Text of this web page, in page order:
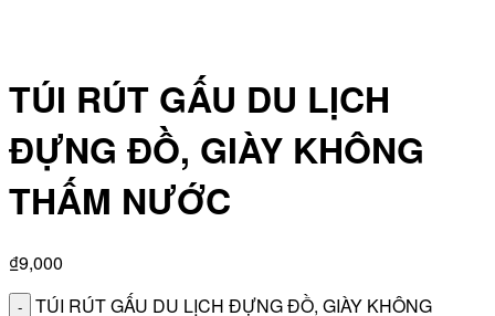
TÚI RÚT GẤU DU LỊCH
ĐỰNG ĐỒ, GIÀY KHÔNG
THẤM NƯỚC
₫9,000
TÚI RÚT GẤU DU LỊCH ĐỰNG ĐỒ, GIÀY KHÔNG